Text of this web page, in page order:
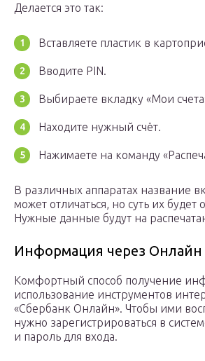
Делается это так:
Вставляете пластик в
Вводите PIN.
Выбираете вкладку «Мои
Находите нужный счёт.
Нажимаете на команду
В различных аппаратах название
может отличаться, но суть их будет
Нужные данные будут на
Информация через Онлайн
Комфортный способ получение
использование инструментов
«Сбербанк Онлайн». Чтобы ими
нужно зарегистрироваться в
и пароль для входа.